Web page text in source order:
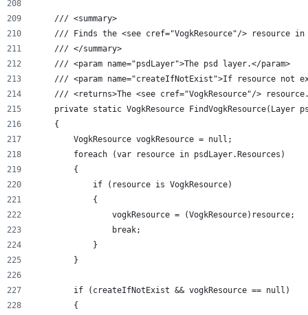
    /// <summary>
/// Finds the <see cref="VogkResource"/> resource
    /// </summary>
    /// <param name="psdLayer">The psd layer.</param>
/// <param name="createIfNotExist">If resource not
/// <returns>The <see cref="VogkResource"/>
private static VogkResource FindVogkResource(Layer
    {
        VogkResource vogkResource = null;
        foreach (var resource in psdLayer.Resources)
        {
            if (resource is VogkResource)
            {
                vogkResource = (VogkResource)resource;
                break;
            }
        }
        if (createIfNotExist && vogkResource == null)
        {